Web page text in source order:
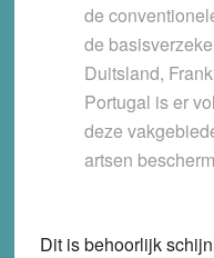
de
de
Duitsland,
Portugal is er
deze
artsen
Dit is behoorlijk